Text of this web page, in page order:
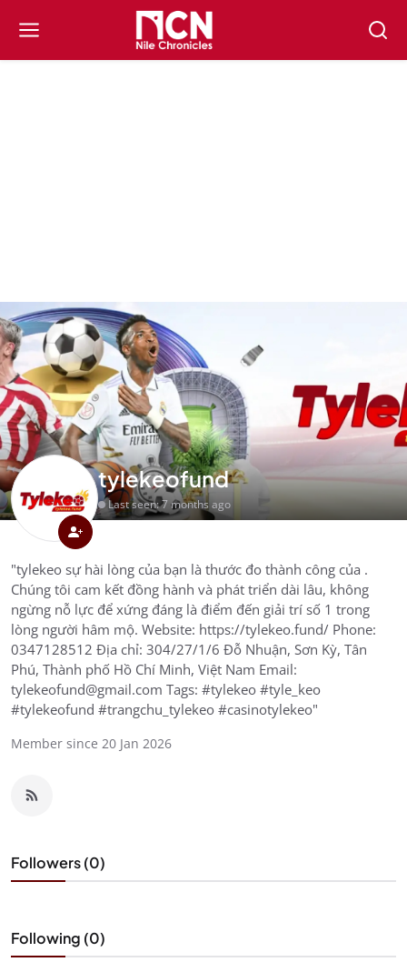
tylekeofund
Last seen: 7 months ago
"tylekeo sự hài lòng của bạn là thước đo thành công của .
Chúng tôi cam kết đồng hành và phát triển dài lâu, không
ngừng nỗ lực để xứng đáng là điểm đến giải trí số 1 trong
lòng người hâm mộ. Website: https://tylekeo.fund/ Phone:
0347128512 Địa chỉ: 304/27/1/6 Đỗ Nhuận, Sơn Kỳ, Tân
Phú, Thành phố Hồ Chí Minh, Việt Nam Email:
tylekeofund@gmail.com Tags: #tylekeo #tyle_keo
#tylekeofund #trangchu_tylekeo #casinotylekeo"
Member since 20 Jan 2026
Followers (0)
Following (0)